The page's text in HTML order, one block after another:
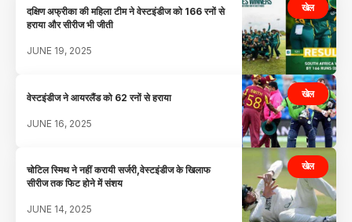
खेल
दक्षिण अफ्रीका की महिला टीम ने वेस्टइंडीज को 166 रनों से
हराया और सीरीज भी जीती
JUNE 19, 2025
खेल
वेस्टइंडीज ने आयरलैंड को 62 रनों से हराया
JUNE 16, 2025
खेल
चोटिल स्मिथ ने नहीं करायी सर्जरी,वेस्टइंडीज के खिलाफ
सीरीज तक फिट होने में संशय
JUNE 14, 2025